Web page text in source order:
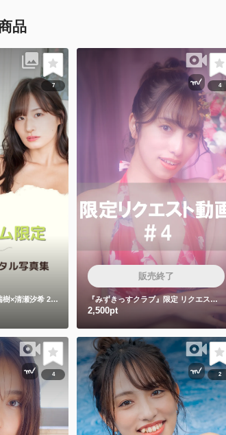
品
7
ミーグラム限定✨高梨瑞樹×清瀬汐希 2ショットデジタル写真集📷
4
販売終了
『みずきっすクラブ』限定 リクエストメッセージ動画4
2,500pt
4 2